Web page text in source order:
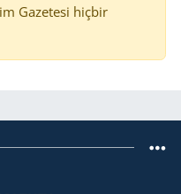
Gazetesi hiçbir